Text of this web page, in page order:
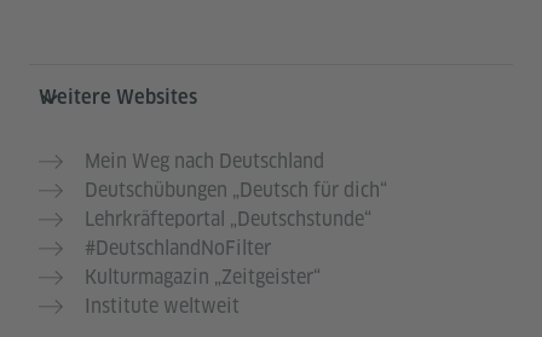
Weitere Websites
Mein Weg nach Deutschland
Deutschübungen „Deutsch für dich“
Lehrkräfteportal „Deutschstunde“
#DeutschlandNoFilter
Kulturmagazin „Zeitgeister“
Institute weltweit